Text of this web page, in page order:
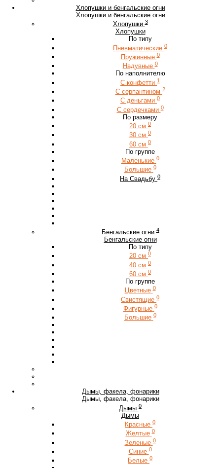
Хлопушки и бенгальские огни
Хлопушки и бенгальские огни
Хлопушки 3
Хлопушки
По типу
Пневматические 0
Пружинные 0
Надувные 0
По наполнителю
С конфетти 1
С серпантином 2
С деньгами 0
С сердечками 0
По размеру
20 см 0
30 см 0
60 см 0
По группе
Маленькие 0
Большие 0
На Свадьбу 0
Бенгальские огни 4
Бенгальские огни
По типу
20 см 0
40 см 0
60 см 0
По группе
Цветные 0
Свистящие 0
Фигурные 0
Большие 0
Дымы, факела, фонарики
Дымы, факела, фонарики
Дымы 0
Дымы
Красные 0
Желтые 0
Зеленые 0
Синие 0
Белые 0